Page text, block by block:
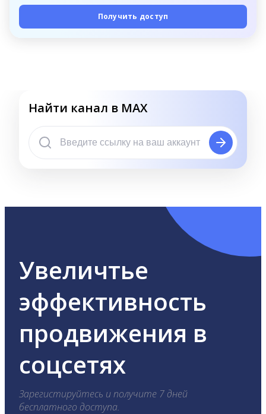
Получить доступ
Найти канал в MAX
Увеличтье
эффективность
продвижения в
соцсетях
Зарегистируйтесь и получите 7 дней
бесплатного доступа.